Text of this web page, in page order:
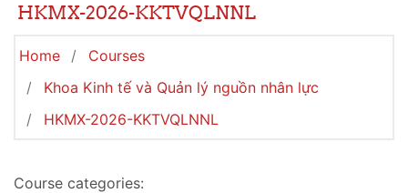
HKMX-2026-KKTVQLNNL
Home
Courses
Khoa Kinh tế và Quản lý nguồn nhân lực
HKMX-2026-KKTVQLNNL
Course categories: